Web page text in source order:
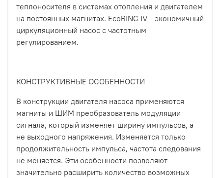
теплоносителя в системах отопления и двигателем
на постоянных магнитах. EcoRING IV - экономичный
циркуляционный насос с частотным
регулированием.
КОНСТРУКТИВНЫЕ ОСОБЕННОСТИ
В конструкции двигателя насоса применяются
магниты и ШИМ преобразователь модуляции
сигнала, который изменяет ширину импульсов, а
не выходного напряжения. Изменяется только
продолжительность импульса, частота следования
не меняется. Эти особенности позволяют
значительно расширить количество возможных